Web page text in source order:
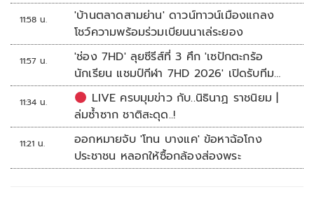
11:58 น.
'บ้านตลาดสามย่าน' ดาวน์ทาวน์เมืองแกลง
โชว์ความพร้อมร่วมเบียนนาเล่ระยอง
11:57 น.
'ช่อง 7HD' ลุยซีรีส์ที่ 3 ศึก 'เซปักตะกร้อ
นักเรียน แชมป์กีฬา 7HD 2026' เปิดรับทีม
หญิงครั้งแรก
11:34 น.
LIVE ครบมุมข่าว กับ..นิธินาฏ ราชนิยม |
ล่มซ้ำซาก ชาติสะดุด..!
11:21 น.
ออกหมายจับ 'โทน บางแค' ข้อหาฉ้อโกง
ประชาชน หลอกให้ซื้อกล้องส่องพระ